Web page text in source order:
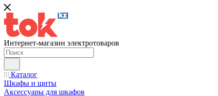
Интернет-магазин электротоваров
Каталог
Шкафы и щиты
Аксессуары для шкафов